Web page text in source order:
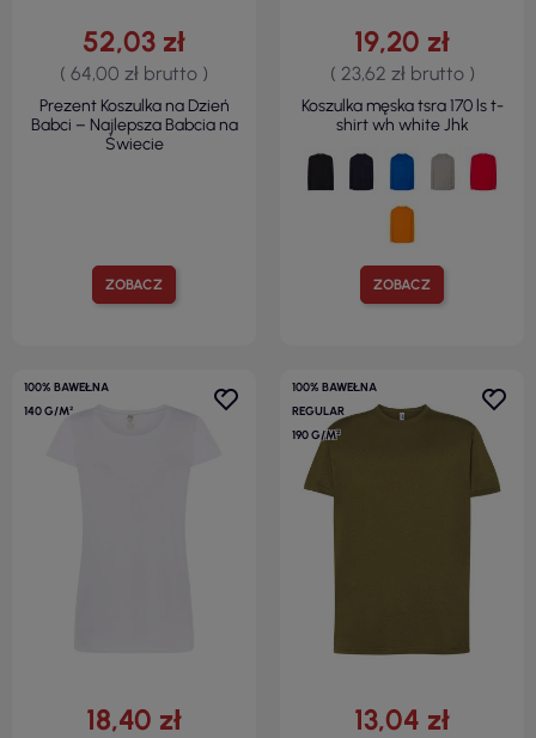
ZOBACZ
52,03 zł
( 64,00 zł brutto )
Prezent Koszulka na Dzień
Babci – Najlepsza Babcia na
Świecie
ZOBACZ
19,20 zł
( 23,62 zł brutto )
Koszulka męska tsra 170 ls t-
shirt wh white Jhk
100% BAWEŁNA
140 G/M²
18,40 zł
100% BAWEŁNA
REGULAR
190 G/M²
13,04 zł